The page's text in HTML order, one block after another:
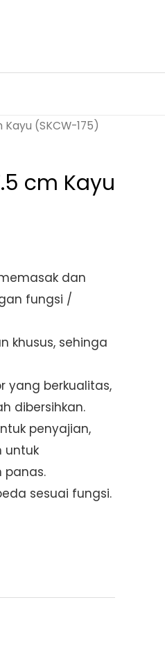
(SKCW-175)
cm Kayu
dan
fungsi /
khusus, sehinga
yang berkualitas,
dibersihkan.
penyajian,
untuk
sesuai fungsi.